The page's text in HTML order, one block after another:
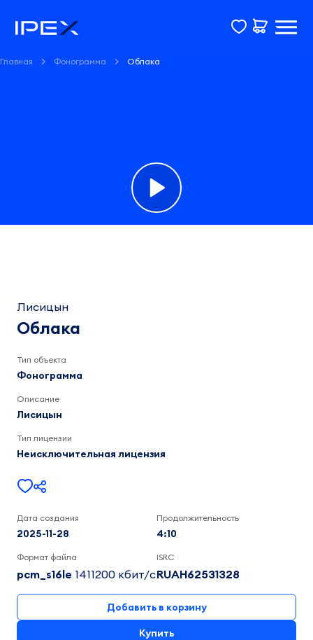
Главная Фонограмма Облака
Лисицын
Лисицын
Облака
Тип объекта
Фонограмма
Описание
Лисицын
Тип лицензии
Неисключительная лицензия
Дата создания
2025-11-28
Продолжительность
4:10
Формат файла
pcm_s16le 1411200 кбит/c
ISRC
RUAH62531328
Добавить в корзину
Купить